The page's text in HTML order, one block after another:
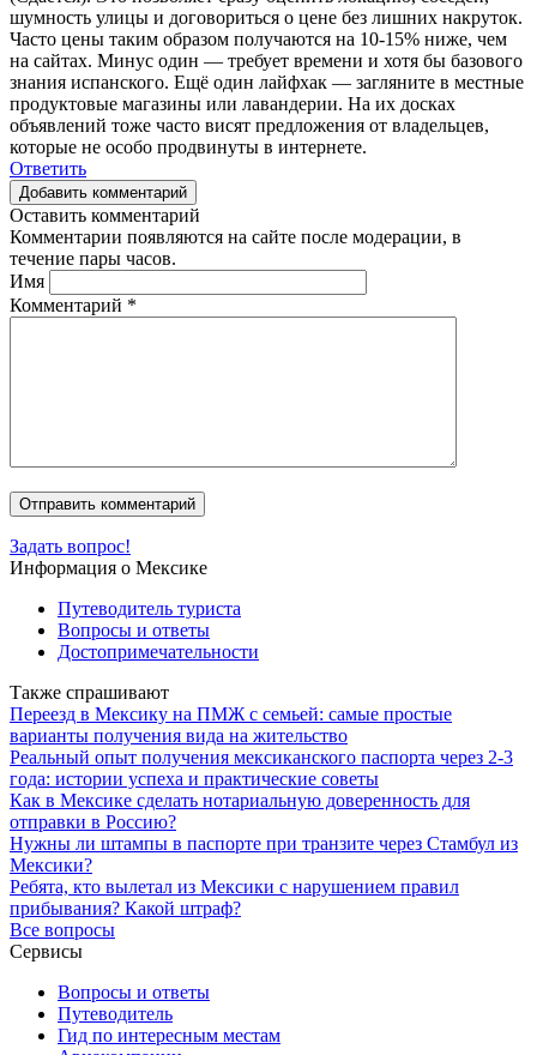
шумность улицы и договориться о цене без лишних накруток.
Часто цены таким образом получаются на 10-15% ниже, чем
на сайтах. Минус один — требует времени и хотя бы базового
знания испанского. Ещё один лайфхак — загляните в местные
продуктовые магазины или лавандерии. На их досках
объявлений тоже часто висят предложения от владельцев,
которые не особо продвинуты в интернете.
Ответить
Добавить комментарий
Оставить комментарий
Комментарии появляются на сайте после модерации, в
течение пары часов.
Имя
Комментарий *
Задать вопрос!
Информация о Мексике
Путеводитель туриста
Вопросы и ответы
Достопримечательности
Также спрашивают
Переезд в Мексику на ПМЖ с семьей: самые простые
варианты получения вида на жительство
Реальный опыт получения мексиканского паспорта через 2-3
года: истории успеха и практические советы
Как в Мексике сделать нотариальную доверенность для
отправки в Россию?
Нужны ли штампы в паспорте при транзите через Стамбул из
Мексики?
Ребята, кто вылетал из Мексики с нарушением правил
прибывания? Какой штраф?
Все вопросы
Сервисы
Вопросы и ответы
Путеводитель
Гид по интересным местам